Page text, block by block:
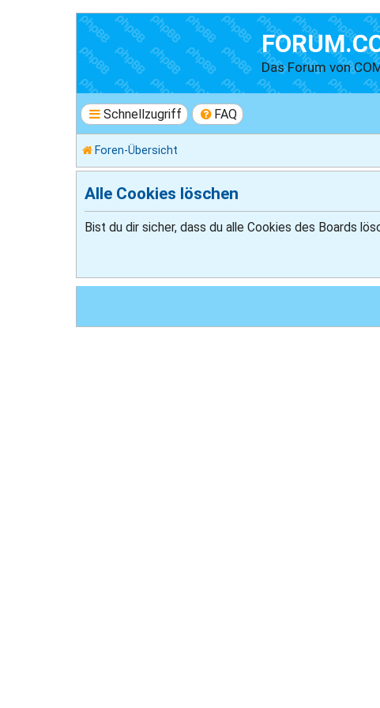
Das Forum von
Schnellzugriff FAQ
Foren-Übersicht
Alle Cookies löschen
Bist du dir sicher, dass du alle Cookies des Boards